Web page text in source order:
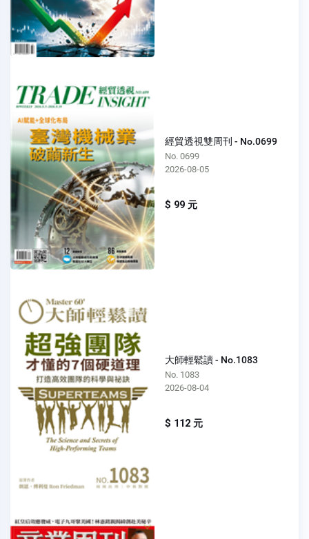
經貿透視雙周刊 - No.0699
No. 0699
2026-08-05
$ 99 元
大師輕鬆讀 - No.1083
No. 1083
2026-08-04
$ 112 元